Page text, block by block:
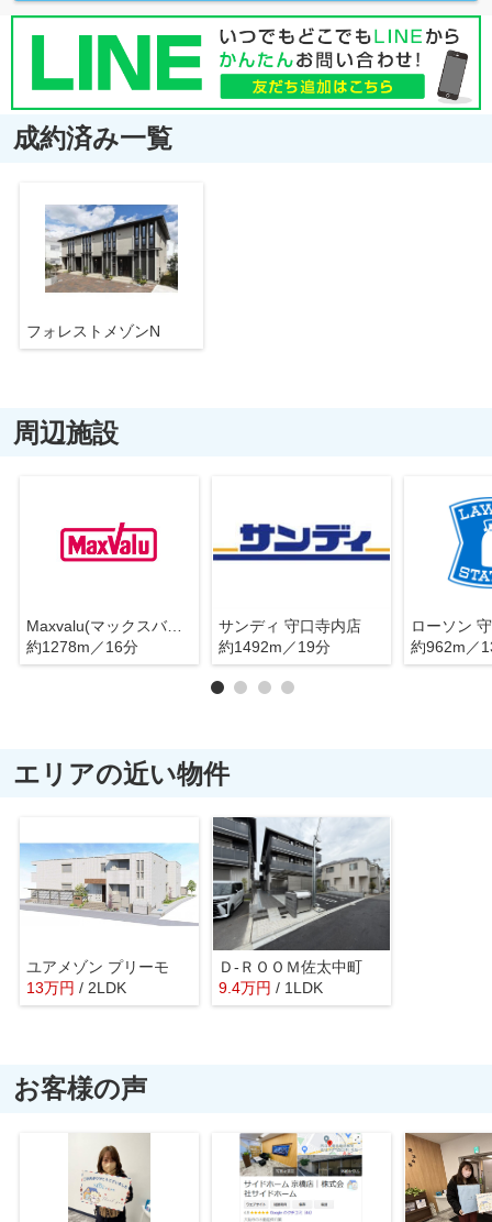
成約済み一覧
フォレストメゾンN
周辺施設
Maxvalu(マックスバリュ) 太子橋店
約1278m／16分
サンディ 守口寺内店
約1492m／19分
ローソン
約962m／
エリアの近い物件
ユアメゾン プリーモ
13万円 / 2LDK
Ｄ-ＲＯＯＭ佐太中町
9.4万円 / 1LDK
お客様の声